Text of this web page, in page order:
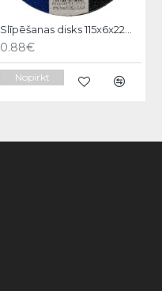
Slīpēšanas disks 115x6x22mm Stohr
0.88€
Nopirkt